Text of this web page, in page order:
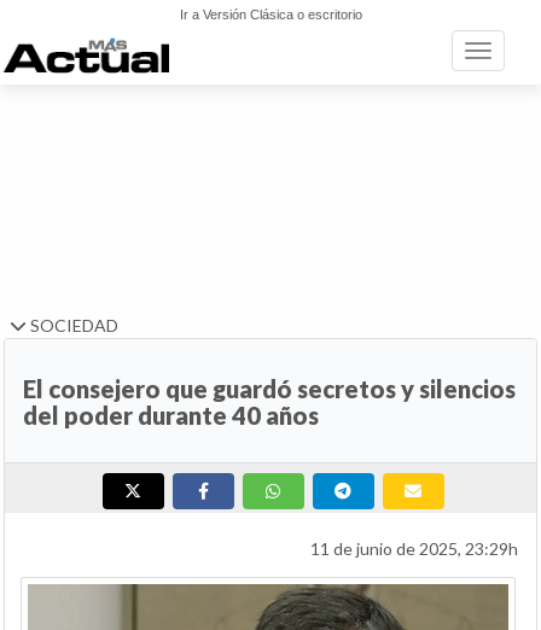
Ir a Versión Clásica o escritorio
Toggle
SOCIEDAD
El consejero que guardó secretos y silencios
del poder durante 40 años
11 de junio de 2025, 23:29h